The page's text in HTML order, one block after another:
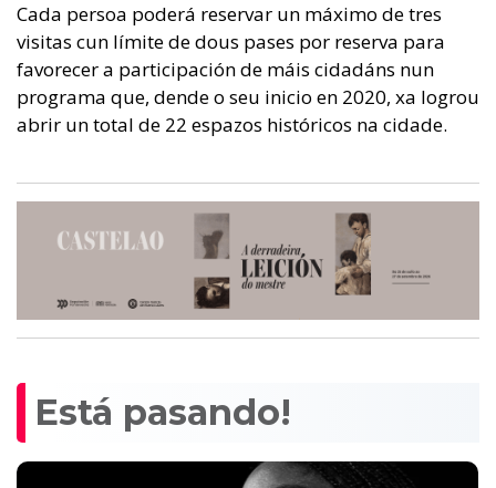
Cada persoa poderá reservar un máximo de tres
visitas cun límite de dous pases por reserva para
favorecer a participación de máis cidadáns nun
programa que, dende o seu inicio en 2020, xa logrou
abrir un total de 22 espazos históricos na cidade.
Está pasando!